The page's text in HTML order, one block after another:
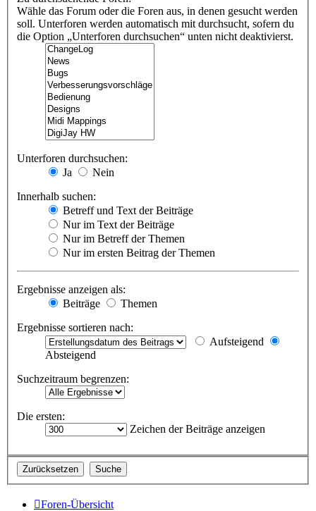
Wähle das Forum oder die Foren aus, in denen gesucht werden
soll. Unterforen werden automatisch mit durchsucht, sofern du
die Option „Unterforen durchsuchen“ unten nicht deaktivierst.
Unterforen durchsuchen:
Ja
Nein
Innerhalb suchen:
Betreff und Text der Beiträge
Nur im Text der Beiträge
Nur im Betreff der Themen
Nur im ersten Beitrag der Themen
Ergebnisse anzeigen als:
Beiträge
Themen
Ergebnisse sortieren nach:
Aufsteigend
Absteigend
Suchzeitraum begrenzen:
Die ersten:
Zeichen der Beiträge anzeigen
Foren-Übersicht